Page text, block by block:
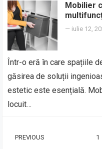
Mobilier
— iulie 12,
Într-o eră în care spațiile
găsirea de soluții
estetic este esențială.
locuit…
PAGINAȚIE
PREVIOUS 1